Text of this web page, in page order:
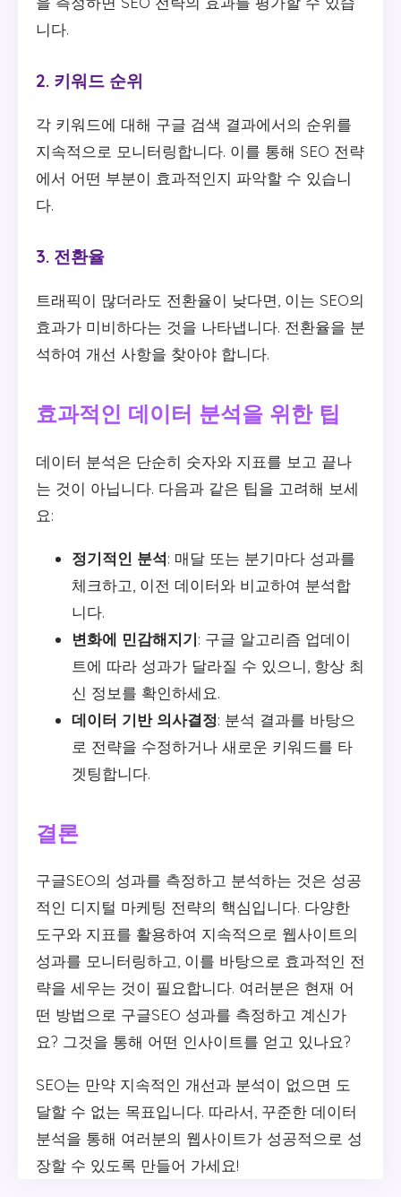
니다.
2. 키워드 순위
각 키워드에 대해 구글 검색 결과에서의 순위를
지속적으로 모니터링합니다. 이를 통해 SEO 전략
에서 어떤 부분이 효과적인지 파악할 수 있습니
다.
3. 전환율
트래픽이 많더라도 전환율이 낮다면, 이는 SEO의
효과가 미비하다는 것을 나타냅니다. 전환율을 분
석하여 개선 사항을 찾아야 합니다.
효과적인 데이터 분석을 위한 팁
데이터 분석은 단순히 숫자와 지표를 보고 끝나
는 것이 아닙니다. 다음과 같은 팁을 고려해 보세
요:
정기적인 분석: 매달 또는 분기마다 성과를
체크하고, 이전 데이터와 비교하여 분석합
니다.
변화에 민감해지기: 구글 알고리즘 업데이
트에 따라 성과가 달라질 수 있으니, 항상 최
신 정보를 확인하세요.
데이터 기반 의사결정: 분석 결과를 바탕으
로 전략을 수정하거나 새로운 키워드를 타
겟팅합니다.
결론
구글SEO의 성과를 측정하고 분석하는 것은 성공
적인 디지털 마케팅 전략의 핵심입니다. 다양한
도구와 지표를 활용하여 지속적으로 웹사이트의
성과를 모니터링하고, 이를 바탕으로 효과적인 전
략을 세우는 것이 필요합니다. 여러분은 현재 어
떤 방법으로 구글SEO 성과를 측정하고 계신가
요? 그것을 통해 어떤 인사이트를 얻고 있나요?
SEO는 만약 지속적인 개선과 분석이 없으면 도
달할 수 없는 목표입니다. 따라서, 꾸준한 데이터
분석을 통해 여러분의 웹사이트가 성공적으로 성
장할 수 있도록 만들어 가세요!